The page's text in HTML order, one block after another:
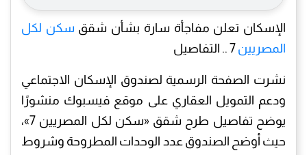
الإسكان تعلن مفاجأة سارة بشأن شقق سكن لكل
المصريين
نشرت الصفحة الرسمية لصندوق الإسكان الاجتماعي
ودعم التمويل العقاري على موقع فيسبوك منشورًا
يوضح تفاصيل طرح شقق «سكن لكل المصريين 7»،
حيث أوضح الصندوق عدد الوحدات المطروحة وشروط